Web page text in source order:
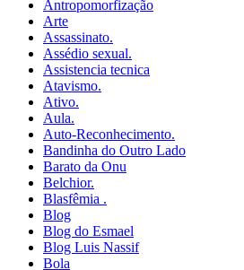
Antropomorfização
Arte
Assassinato.
Assédio sexual.
Assistencia tecnica
Atavismo.
Ativo.
Aula.
Auto-Reconhecimento.
Bandinha do Outro Lado
Barato da Onu
Belchior.
Blasfêmia .
Blog
Blog do Esmael
Blog Luis Nassif
Bola